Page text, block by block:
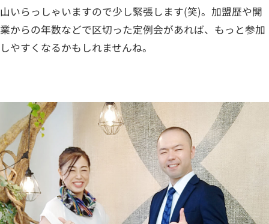
山いらっしゃいますので少し緊張します(笑)。加盟歴や開
業からの年数などで区切った定例会があれば、もっと参加
しやすくなるかもしれませんね。